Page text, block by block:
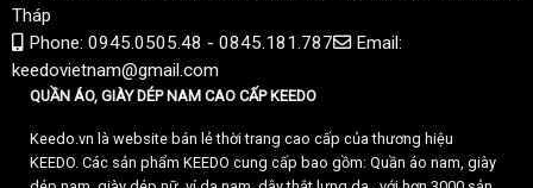
Tháp
Phone: 0945.0505.48 - 0845.181.787
Email:
keedovietnam@gmail.com
QUẦN ÁO, GIÀY DÉP NAM CAO CẤP KEEDO
Keedo.vn là website bán lẻ thời trang cao cấp của thương hiệu
KEEDO. Các sản phẩm KEEDO cung cấp bao gồm: Quần áo nam, giày